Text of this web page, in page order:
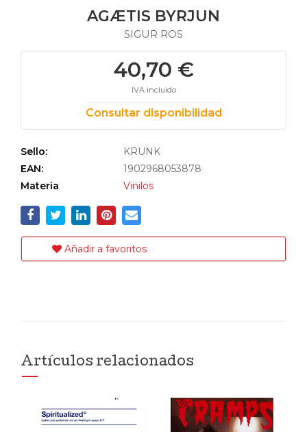
AGÆTIS BYRJUN
SIGUR ROS
40,70 €
IVA incluido
Consultar disponibilidad
Sello:
KRUNK
EAN:
1902968053878
Materia
Vinilos
Añadir a favoritos
Artículos relacionados